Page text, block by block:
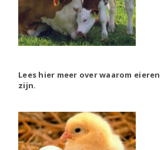
Lees hier meer over waarom
zijn.